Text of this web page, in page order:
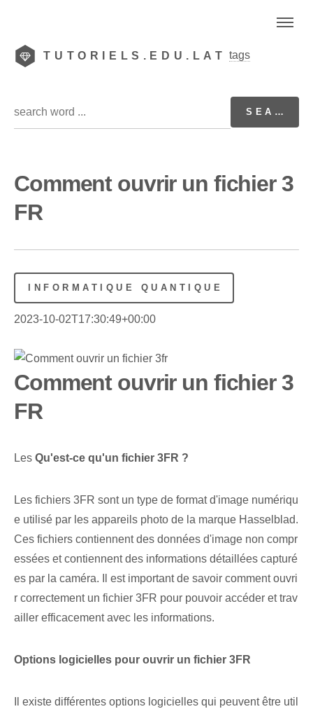
TUTORIELS.EDU.LAT tags
Comment ouvrir un fichier 3
FR
INFORMATIQUE QUANTIQUE
2023-10-02T17:30:49+00:00
Comment ouvrir un fichier 3
FR
Les Qu'est-ce qu'un fichier ⁣3FR ?
Les fichiers 3FR sont un type de format d'image numériqu
e utilisé par les appareils photo de la marque Hasselblad.
⁤Ces​ fichiers⁢ contiennent des données d'image non compr
essées⁣ et contiennent des informations détaillées capturé
es ⁣par ‌la‍ caméra. Il est important de savoir comment ouvri
r correctement un fichier 3FR pour pouvoir accéder et trav
ailler efficacement avec les informations.
Options logicielles pour ouvrir un fichier 3FR
Il existe différentes options logicielles qui peuvent être util